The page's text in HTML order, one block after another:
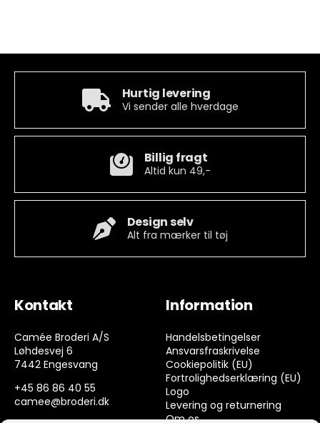
Hurtig levering
Vi sender alle hverdage
Billig fragt
Altid kun 49,-
Design selv
Alt fra mærker til tøj
Kontakt
Camée Broderi A/S
Løhdesvej 6
7442 Engesvang
+45 86 86 40 55
camee@broderi.dk
Information
Handelsbetingelser
Ansvarsfraskrivelse
Cookiepolitik (EU)
Fortrolighedserklæring (EU)
Logo
Levering og returnering
Om os